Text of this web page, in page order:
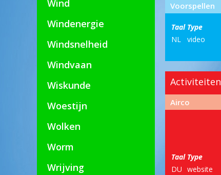
Wind
Windenergie
Windsnelheid
Windvaan
Wiskunde
Woestijn
Wolken
Worm
Wrijving
Voorspellen
Taal Type
NL
video
Activiteiten
Airco
Taal Type
DU website